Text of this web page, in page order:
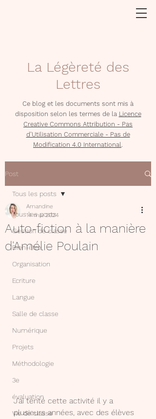
La Légèreté des
Lettres
Ce blog et les documents sont mis à
disposition selon les termes de la Licence
Creative Commons Attribution - Pas
d'Utilisation Commerciale - Pas de
Modification 4.0 International.
Post
Tous les posts
Gestion de classe
Bien-être
Organisation
Ecriture
Langue
Salle de classe
Numérique
Projets
Méthodologie
3e
évaluation
Vie de classe
Tous les posts
Auto-fiction à la manière
d'Amélie Poulain
Amandine
14 mai 2024
J’ai tenté cette activité il y a
plusieurs années, avec des élèves